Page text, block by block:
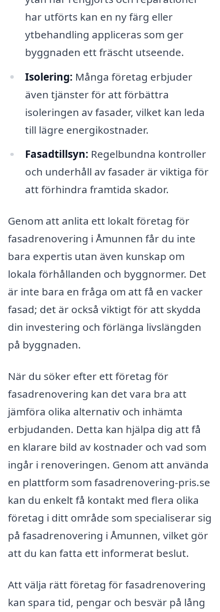
har utförts kan en ny färg eller
ytbehandling appliceras som ger
byggnaden ett fräscht utseende.
Isolering: Många företag erbjuder
även tjänster för att förbättra
isoleringen av fasader, vilket kan leda
till lägre energikostnader.
Fasadtillsyn: Regelbundna kontroller
och underhåll av fasader är viktiga för
att förhindra framtida skador.
Genom att anlita ett lokalt företag för
fasadrenovering i Åmunnen får du inte
bara expertis utan även kunskap om
lokala förhållanden och byggnormer. Det
är inte bara en fråga om att få en vacker
fasad; det är också viktigt för att skydda
din investering och förlänga livslängden
på byggnaden.
När du söker efter ett företag för
fasadrenovering kan det vara bra att
jämföra olika alternativ och inhämta
erbjudanden. Detta kan hjälpa dig att få
en klarare bild av kostnader och vad som
ingår i renoveringen. Genom att använda
en plattform som fasadrenovering-pris.se
kan du enkelt få kontakt med flera olika
företag i ditt område som specialiserar sig
på fasadrenovering i Åmunnen, vilket gör
att du kan fatta ett informerat beslut.
Att välja rätt företag för fasadrenovering
kan spara tid, pengar och besvär på lång